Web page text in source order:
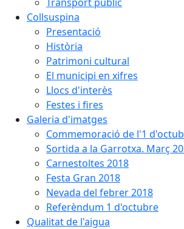
Collsuspina
Presentació
Història
Patrimoni cultural
El municipi en xifres
Llocs d'interès
Festes i fires
Galeria d'imatges
Commemoració de l'1
Sortida a la Garrotxa. Març
Carnestoltes 2018
Festa Gran 2018
Nevada del febrer 2018
Referèndum 1 d'octubre
Qualitat de l'aigua